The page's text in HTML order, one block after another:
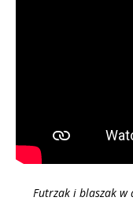
Futrzak i blaszak w